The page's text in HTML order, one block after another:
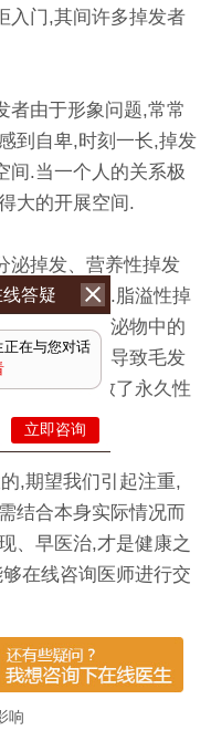
入门,其间许多掉发者
由于形象问题,常常
到自卑,时刻一长,掉发
间.当一个人的关系极
大的开展空间.
掉发、营养性掉发
脂溢性掉发.脂溢性掉
周围,皮脂分泌物中的
性效果,从而导致毛发
囊受损,导致了永久性
,期望我们引起注重,
结合本身实际情况而
、早医治,才是健康之
在线咨询医师进行交
响
答疑
正在与您对话
立即咨询